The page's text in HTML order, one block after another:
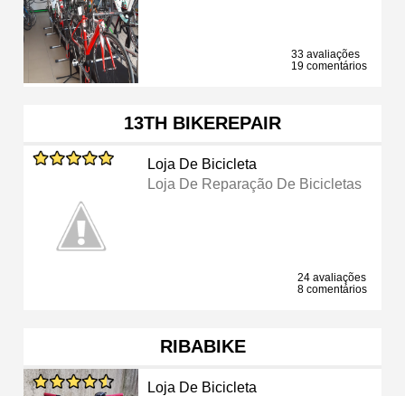
33 avaliações
19 comentários
13TH BIKEREPAIR
Loja De Bicicleta
Loja De Reparação De Bicicletas
24 avaliações
8 comentários
RIBABIKE
Loja De Bicicleta